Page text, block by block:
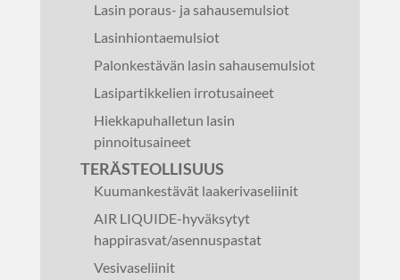
Lasin poraus- ja sahausemulsiot
Lasinhiontaemulsiot
Palonkestävän lasin sahausemulsiot
Lasipartikkelien irrotusaineet
Hiekkapuhalletun lasin
pinnoitusaineet
TERÄSTEOLLISUUS
Kuumankestävät laakerivaseliinit
AIR LIQUIDE-hyväksytyt
happirasvat/asennuspastat
Vesivaseliinit